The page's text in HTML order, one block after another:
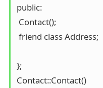
public:
Contact();
friend class Address;
};
Contact::Contact()